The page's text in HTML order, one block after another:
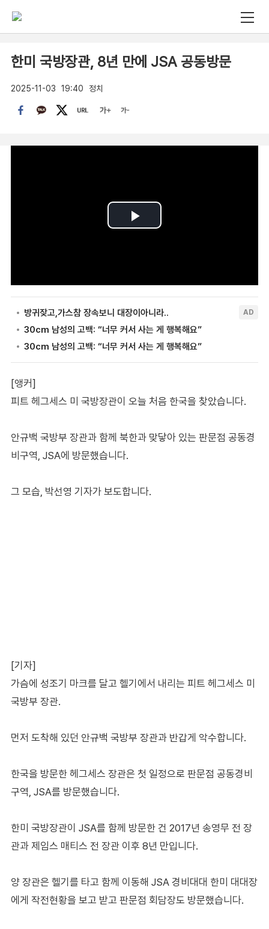
한미 국방장관, 8년 만에 JSA 공동방문
2025-11-03 19:40 정치
[앵커]
피트 헤그세스 미 국방장관이 오늘 처음 한국을 찾았습니다.
안규백 국방부 장관과 함께 북한과 맞닿아 있는 판문점 공동경
비구역, JSA에 방문했습니다.
그 모습, 박선영 기자가 보도합니다.
[기자]
가슴에 성조기 마크를 달고 헬기에서 내리는 피트 헤그세스 미
국방부 장관.
먼저 도착해 있던 안규백 국방부 장관과 반갑게 악수합니다.
한국을 방문한 헤그세스 장관은 첫 일정으로 판문점 공동경비
구역, JSA를 방문했습니다.
한미 국방장관이 JSA를 함께 방문한 건 2017년 송영무 전 장
관과 제임스 매티스 전 장관 이후 8년 만입니다.
양 장관은 헬기를 타고 함께 이동해 JSA 경비대대 한미 대대장
에게 작전현황을 보고 받고 판문점 회담장도 방문했습니다.